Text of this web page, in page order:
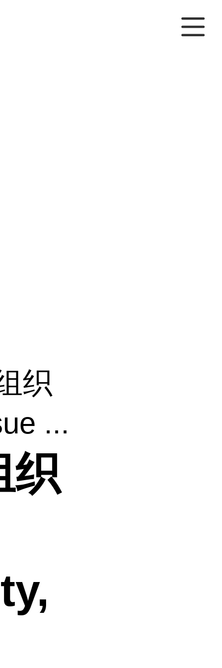
织
...
织